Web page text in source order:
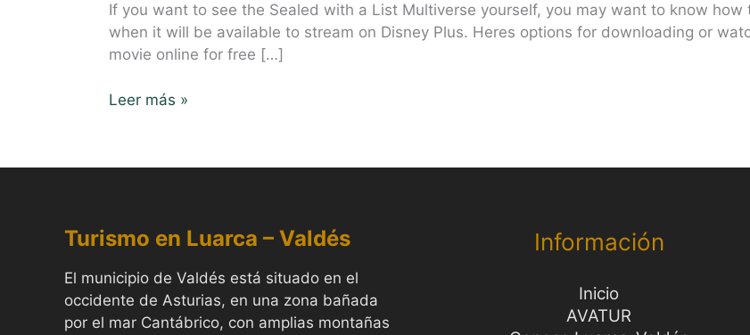
If you want to see the Sealed with a List Multiverse yourself, you may want to know
when it will be available to stream on Disney Plus. Heres options for downloading or
movie online for free […]
2023
Watch
Online
Movie
Leer más »
Turismo en Luarca – Valdés
El municipio de Valdés está situado en el
occidente de Asturias, en una zona bañada
por el mar Cantábrico, con amplias montañas
Información
Inicio
AVATUR